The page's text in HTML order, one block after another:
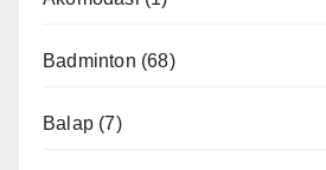
Badminton (68)
Balap (7)